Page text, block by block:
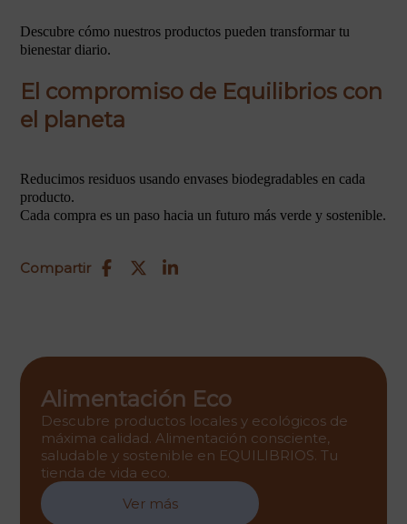
Descubre cómo nuestros productos pueden transformar tu
bienestar diario.
El compromiso de Equilibrios con
el planeta
Reducimos residuos usando envases biodegradables en cada
producto.
Cada compra es un paso hacia un futuro más verde y sostenible.
Compartir
Alimentación Eco
Descubre productos locales y ecológicos de
máxima calidad. Alimentación consciente,
saludable y sostenible en EQUILIBRIOS. Tu
tienda de vida eco.
Ver más